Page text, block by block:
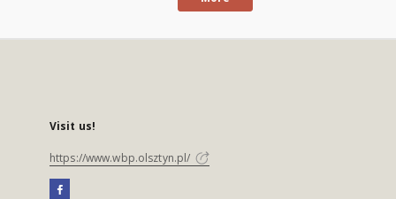
Visit us!
https://www.wbp.olsztyn.pl/